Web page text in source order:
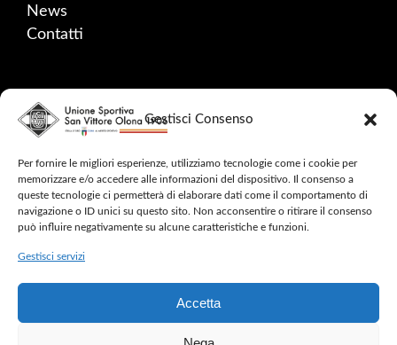
Gestisci Consenso
Per fornire le migliori esperienze, utilizziamo tecnologie come i cookie per
memorizzare e/o accedere alle informazioni del dispositivo. Il consenso a
queste tecnologie ci permetterà di elaborare dati come il comportamento di
navigazione o ID unici su questo sito. Non acconsentire o ritirare il consenso
può influire negativamente su alcune caratteristiche e funzioni.
Gestisci servizi
Accetta
News
Contatti
SOCIAL
Facebook
Instagram
YouTube
2024 © CINQUE MULINI – ALL RIGHTS
RESERVED –SAFEGUARDING